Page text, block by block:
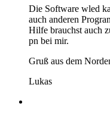
Die Software wled
auch anderen
Hilfe brauchst auch
pn bei mir.
Gruß aus dem
Lukas